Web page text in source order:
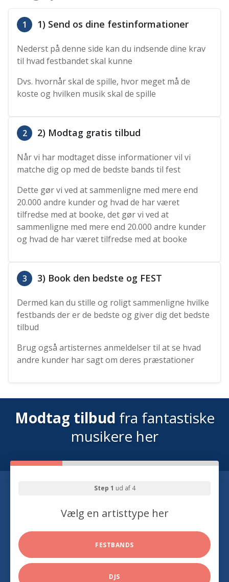
1 1) Send os dine festinformationer
Nederst på denne side kan du indsende dine krav
til hvad festbandet skal kunne
Dvs. hvornår skal de spille, hvor meget må de
koste og hvilken musik skal de spille
2 2) Modtag gratis tilbud
Når vi har modtaget disse informationer vil vi
matche dig op med de bedste bands til fest
Dette gør vi ved at sammenligne med mere end
20.000 andre kunder og hvad de har været
tilfredse med at booke, det gør vi ved at
sammenligne med mere end 20.000 andre kunder
og hvad de har været tilfredse med at booke
3 3) Book den bedste og FEST
Dermed kan du stille og roligt sammenligne hvilke
festbands der er de bedste og giver dig det bedste
tilbud
Brug også artisternes anmeldelser til at se hvad
andre kunder har sagt om deres præstationer
Modtag tilbud fra fantastiske
musikere her
Step 1 ud af 4
Vælg en artisttype her
FESTBANDS
DJS